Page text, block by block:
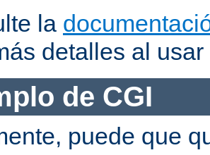
la
detalles al usar
de CGI
puede que